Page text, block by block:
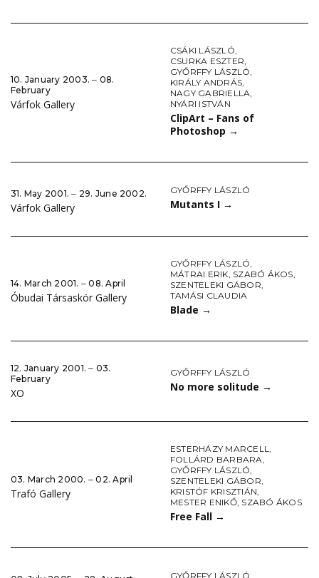
10. January 2003. ‒ 08.
February
Várfok Gallery
CSÁKI LÁSZLÓ,
CSURKA ESZTER,
GYŐRFFY LÁSZLÓ,
KIRÁLY ANDRÁS,
NAGY GABRIELLA,
NYÁRI ISTVÁN
ClipArt – Fans of
Photoshop →
31. May 2001. ‒ 29. June 2002.
Várfok Gallery
GYŐRFFY LÁSZLÓ
Mutants I →
14. March 2001. ‒ 08. April
Óbudai Társaskör Gallery
GYŐRFFY LÁSZLÓ,
MÁTRAI ERIK, SZABÓ ÁKOS,
SZENTELEKI GÁBOR,
TAMÁSI CLAUDIA
Blade →
12. January 2001. ‒ 03.
February
XO
GYŐRFFY LÁSZLÓ
No more solitude →
03. March 2000. ‒ 02. April
Trafó Gallery
ESTERHÁZY MARCELL,
FOLLÁRD BARBARA,
GYŐRFFY LÁSZLÓ,
SZENTELEKI GÁBOR,
KRISTÓF KRISZTIÁN,
MESTER ENIKŐ, SZABÓ ÁKOS
Free Fall →
GYŐRFFY LÁSZLÓ